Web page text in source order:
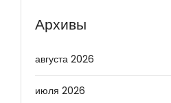
Архивы
августа 2026
июля 2026